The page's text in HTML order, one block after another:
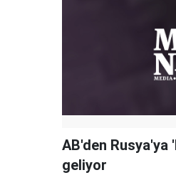
AB'den Rusya'ya
geliyor